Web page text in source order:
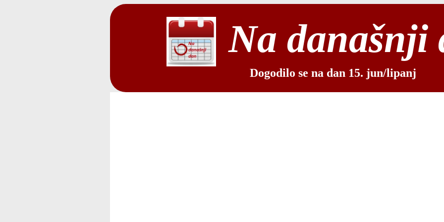
Na današnji
Dogodilo se na dan 15. jun/lipanj